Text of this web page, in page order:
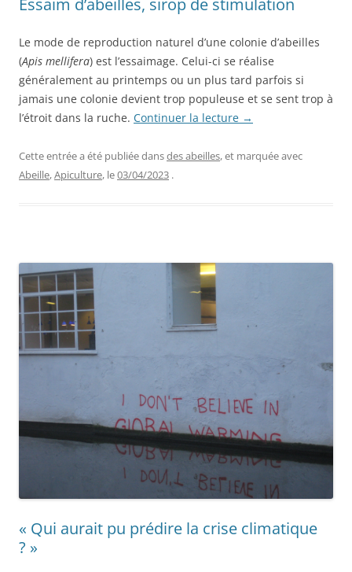
Essaim d’abeilles, sirop de stimulation
Le mode de reproduction naturel d’une colonie d’abeilles
(Apis mellifera) est l’essaimage. Celui-ci se réalise
généralement au printemps ou un plus tard parfois si
jamais une colonie devient trop populeuse et se sent trop à
l’étroit dans la ruche. Continuer la lecture →
Cette entrée a été publiée dansdes abeilles, et marquée avec
Abeille,Apiculture, le03/04/2023 .
« Qui aurait pu prédire la crise climatique
? »